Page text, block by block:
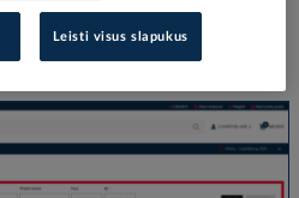
gamintojo arba Elektrobalt
Leisti visus slapukus